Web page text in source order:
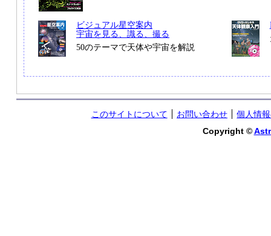
ビジュアル星空案内
宇宙を見る、識る、撮る
50のテーマで天体や宇宙を解説
このサイトについて お問い合わせ
個人情
Copyright ©